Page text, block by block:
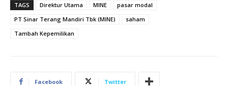
TAGS Direktur Utama MINE
pasar modal
PT Sinar Terang Mandiri Tbk (MINE)
saham
Tambah Kepemilikan
Facebook Twitter